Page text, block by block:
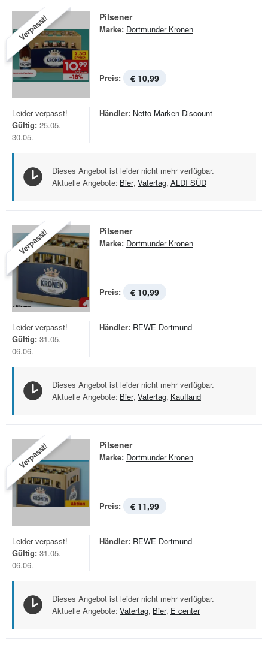
Verpasst! Pilsener
Marke: Dortmunder Kronen
Preis: € 10,99
Leider verpasst!
Gültig: 25.05. -
30.05.
Händler: Netto Marken-Discount
Dieses Angebot ist leider nicht mehr verfügbar.
Aktuelle Angebote: Bier, Vatertag, ALDI SÜD
Verpasst! Pilsener
Marke: Dortmunder Kronen
Preis: € 10,99
Leider verpasst!
Gültig: 31.05. -
06.06.
Händler: REWE Dortmund
Dieses Angebot ist leider nicht mehr verfügbar.
Aktuelle Angebote: Bier, Vatertag, Kaufland
Verpasst! Pilsener
Marke: Dortmunder Kronen
Preis: € 11,99
Leider verpasst!
Gültig: 31.05. -
06.06.
Händler: REWE Dortmund
Dieses Angebot ist leider nicht mehr verfügbar.
Aktuelle Angebote: Vatertag, Bier, E center